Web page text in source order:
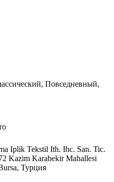
Повседневный,
Iplik Tekstil Ith. Ihc. San. Tic.
Kazim Karabekir Mahallesi
Турция